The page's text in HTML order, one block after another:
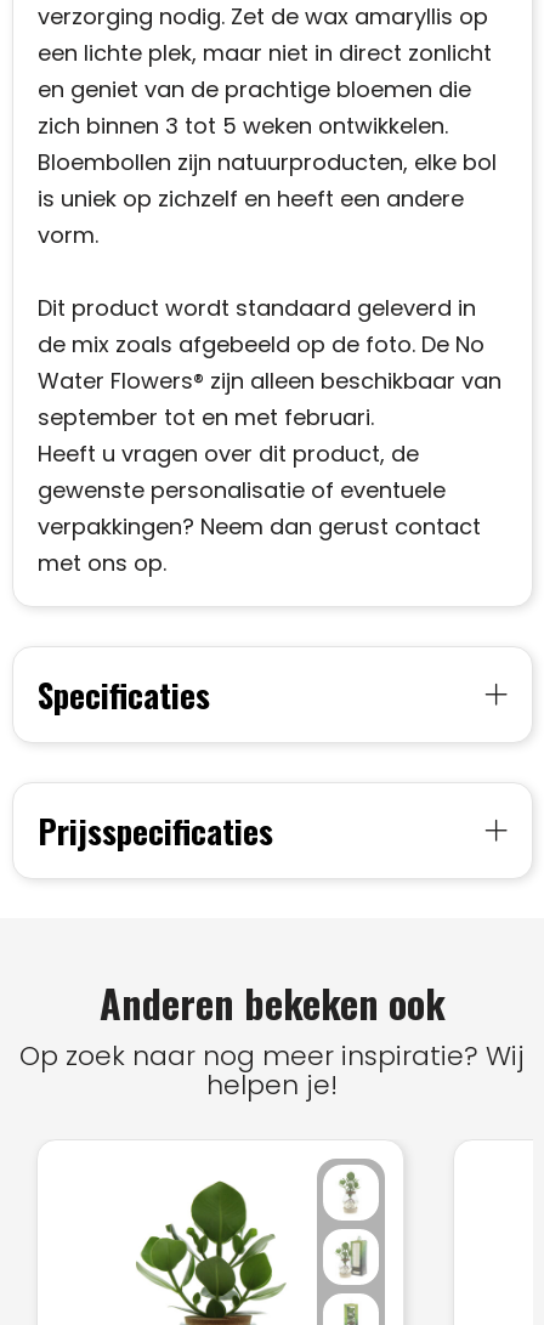
verzorging nodig. Zet de wax amaryllis op
een lichte plek, maar niet in direct zonlicht
en geniet van de prachtige bloemen die
zich binnen 3 tot 5 weken ontwikkelen.
Bloembollen zijn natuurproducten, elke bol
is uniek op zichzelf en heeft een andere
vorm.
Dit product wordt standaard geleverd in
de mix zoals afgebeeld op de foto. De No
Water Flowers® zijn alleen beschikbaar van
september tot en met februari.
Heeft u vragen over dit product, de
gewenste personalisatie of eventuele
verpakkingen? Neem dan gerust contact
met ons op.
Specificaties
Prijsspecificaties
Anderen bekeken ook
Op zoek naar nog meer inspiratie? Wij
helpen je!